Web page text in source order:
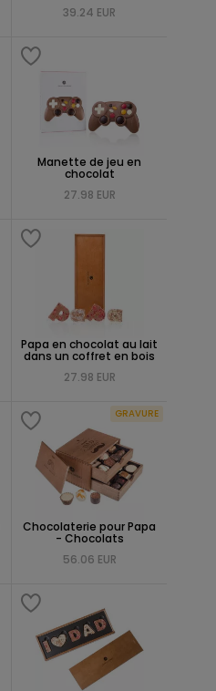
39.24 EUR
Manette de jeu en
chocolat
27.98 EUR
Papa en chocolat au lait
dans un coffret en bois
27.98 EUR
GRAVURE
Chocolaterie pour Papa
- Chocolats
56.06 EUR